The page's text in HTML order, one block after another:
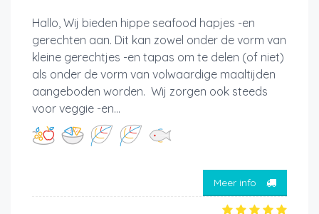
Hallo, Wij bieden hippe seafood hapjes -en
gerechten aan. Dit kan zowel onder de vorm van
kleine gerechtjes -en tapas om te delen (of niet)
als onder de vorm van volwaardige maaltijden
aangeboden worden. Wij zorgen ook steeds
voor veggie -en...
Meer info